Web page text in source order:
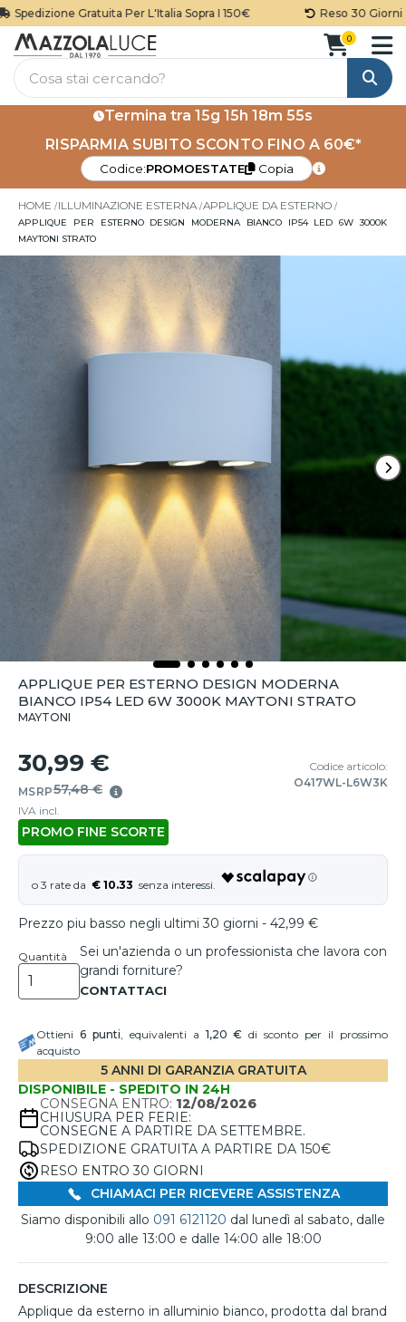
Gratuita Per L'Italia Sopra I 150€ Reso 30 Giorni
Cerca
0
Termina tra 15g 15h 18m 55s
RISPARMIA SUBITO SCONTO FINO A 60€*
Codice:PROMOESTATE Copia
HOME ILLUMINAZIONE ESTERNA APPLIQUE DA ESTERNO
APPLIQUE PER ESTERNO DESIGN MODERNA BIANCO IP54 LED 6W 3000K
MAYTONI STRATO
APPLIQUE PER ESTERNO DESIGN MODERNA
BIANCO IP54 LED 6W 3000K MAYTONI STRATO
MAYTONI
30,99 €
MSRP57,48 €
IVA incl.
PROMO FINE SCORTE
Codice articolo:
O417WL-L6W3K
€ 10.33
Prezzo piu basso negli ultimi 30 giorni - 42,99 €
Quantità
Sei un'azienda o un professionista che lavora con
grandi forniture?
Ottieni 6punti, equivalenti a 1,20 € di sconto per il prossimo
acquisto
5 ANNI DI GARANZIA GRATUITA
DISPONIBILE - SPEDITO IN 24H
CONSEGNA ENTRO: 12/08/2026
CHIUSURA PER FERIE:
CONSEGNE A PARTIRE DA SETTEMBRE.
SPEDIZIONE GRATUITA A PARTIRE DA 150€
RESO ENTRO 30 GIORNI
CHIAMACI PER RICEVERE ASSISTENZA
Siamo disponibili allo 091 6121120 dal lunedì al sabato, dalle
9:00 alle 13:00 e dalle 14:00 alle 18:00
DESCRIZIONE
Applique da esterno in alluminio bianco, prodotta dal brand